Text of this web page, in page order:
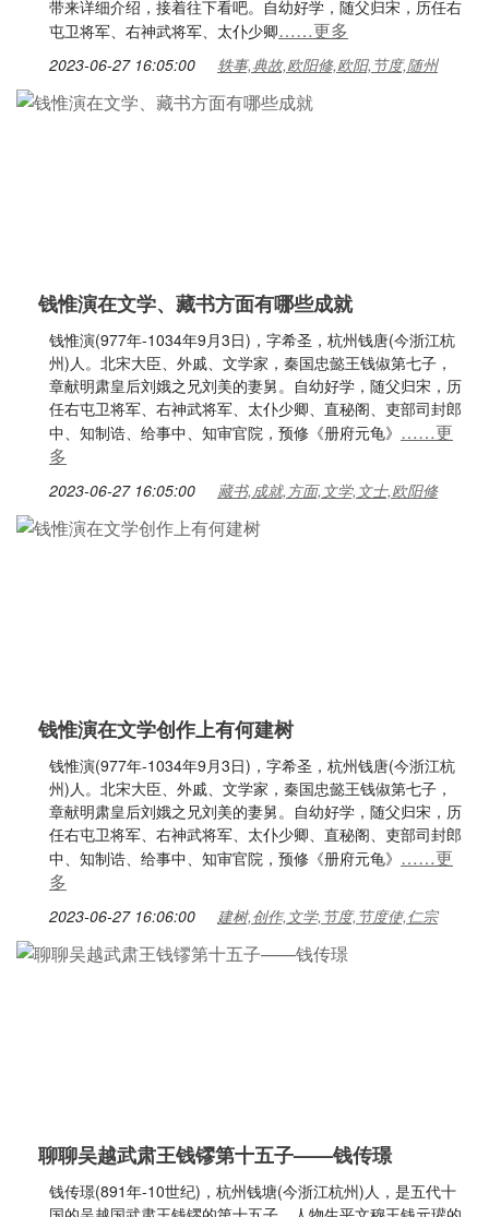
带来详细介绍，接着往下看吧。自幼好学，随父归宋，历任右
屯卫将军、右神武将军、太仆少卿……更多
2023-06-27 16:05:00 轶事,典故,欧阳修,欧阳,节度,随州
钱惟演在文学、藏书方面有哪些成就
钱惟演(977年-1034年9月3日)，字希圣，杭州钱唐(今浙江杭
州)人。北宋大臣、外戚、文学家，秦国忠懿王钱俶第七子，
章献明肃皇后刘娥之兄刘美的妻舅。自幼好学，随父归宋，历
任右屯卫将军、右神武将军、太仆少卿、直秘阁、吏部司封郎
中、知制诰、给事中、知审官院，预修《册府元龟》 ……更
多
2023-06-27 16:05:00 藏书,成就,方面,文学,文士,欧阳修
钱惟演在文学创作上有何建树
钱惟演(977年-1034年9月3日)，字希圣，杭州钱唐(今浙江杭
州)人。北宋大臣、外戚、文学家，秦国忠懿王钱俶第七子，
章献明肃皇后刘娥之兄刘美的妻舅。自幼好学，随父归宋，历
任右屯卫将军、右神武将军、太仆少卿、直秘阁、吏部司封郎
中、知制诰、给事中、知审官院，预修《册府元龟》 ……更
多
2023-06-27 16:06:00 建树,创作,文学,节度,节度使,仁宗
聊聊吴越武肃王钱镠第十五子——钱传璟
钱传璟(891年-10世纪)，杭州钱塘(今浙江杭州)人，是五代十